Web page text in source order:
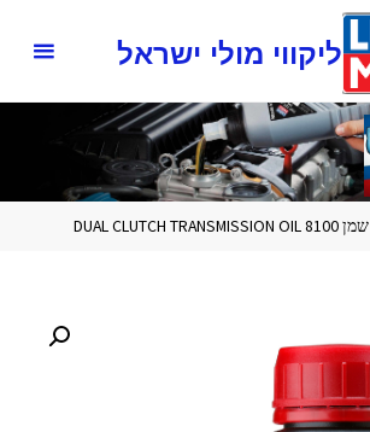
ליקווי מולי ישראל
שמן DUAL CLUTCH TRANSMISSION OIL 8100